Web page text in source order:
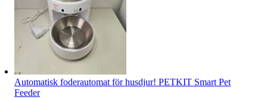
Automatisk foderautomat för husdjur! PETKIT Smart Pet
Feeder